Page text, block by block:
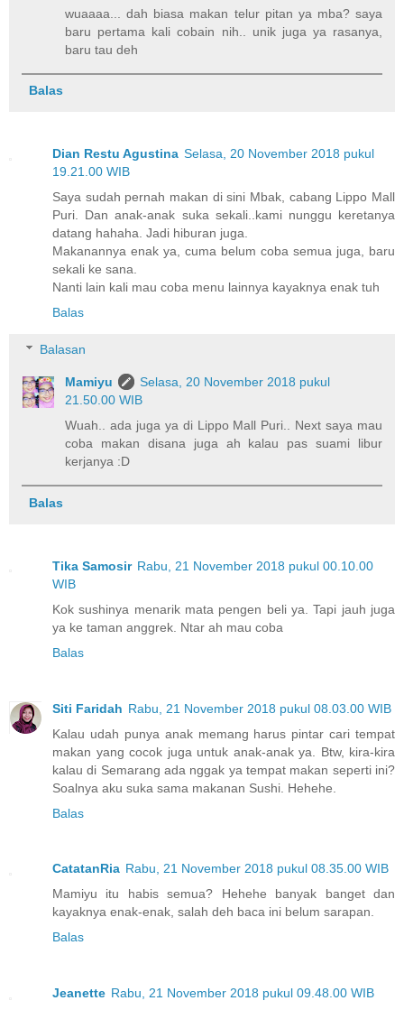
wuaaaa... dah biasa makan telur pitan ya mba? saya
baru pertama kali cobain nih.. unik juga ya rasanya,
baru tau deh
Balas
Dian Restu Agustina Selasa, 20 November 2018 pukul
19.21.00 WIB
Saya sudah pernah makan di sini Mbak, cabang Lippo Mall
Puri. Dan anak-anak suka sekali..kami nunggu keretanya
datang hahaha. Jadi hiburan juga.
Makanannya enak ya, cuma belum coba semua juga, baru
sekali ke sana.
Nanti lain kali mau coba menu lainnya kayaknya enak tuh
Balas
Balasan
Mamiyu
Selasa, 20 November 2018 pukul
21.50.00 WIB
Wuah.. ada juga ya di Lippo Mall Puri.. Next saya mau
coba makan disana juga ah kalau pas suami libur
kerjanya :D
Balas
Tika Samosir Rabu, 21 November 2018 pukul 00.10.00
WIB
Kok sushinya menarik mata pengen beli ya. Tapi jauh juga
ya ke taman anggrek. Ntar ah mau coba
Balas
Siti Faridah Rabu, 21 November 2018 pukul 08.03.00 WIB
Kalau udah punya anak memang harus pintar cari tempat
makan yang cocok juga untuk anak-anak ya. Btw, kira-kira
kalau di Semarang ada nggak ya tempat makan seperti ini?
Soalnya aku suka sama makanan Sushi. Hehehe.
Balas
CatatanRia Rabu, 21 November 2018 pukul 08.35.00 WIB
Mamiyu itu habis semua? Hehehe banyak banget dan
kayaknya enak-enak, salah deh baca ini belum sarapan.
Balas
Jeanette Rabu, 21 November 2018 pukul 09.48.00 WIB